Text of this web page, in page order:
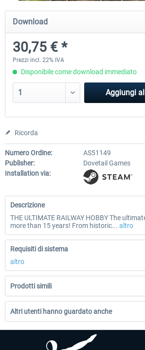
Fernbus Simulator
30,71 € *
Download
30,75 € *
Prezzi incl. 22% IVA
Disponibile come download immediato
Aggiungi
Ricorda
Numero Ordine:
AS51149
Publisher:
Dovetail Games
Installation via:
Descrizione
THE ULTIMATE RAILWAY HOBBY The
more than 15 years! From historic... altro
Requisiti di sistema
altro
Prodotti simili
Altri utenti hanno guardato anche